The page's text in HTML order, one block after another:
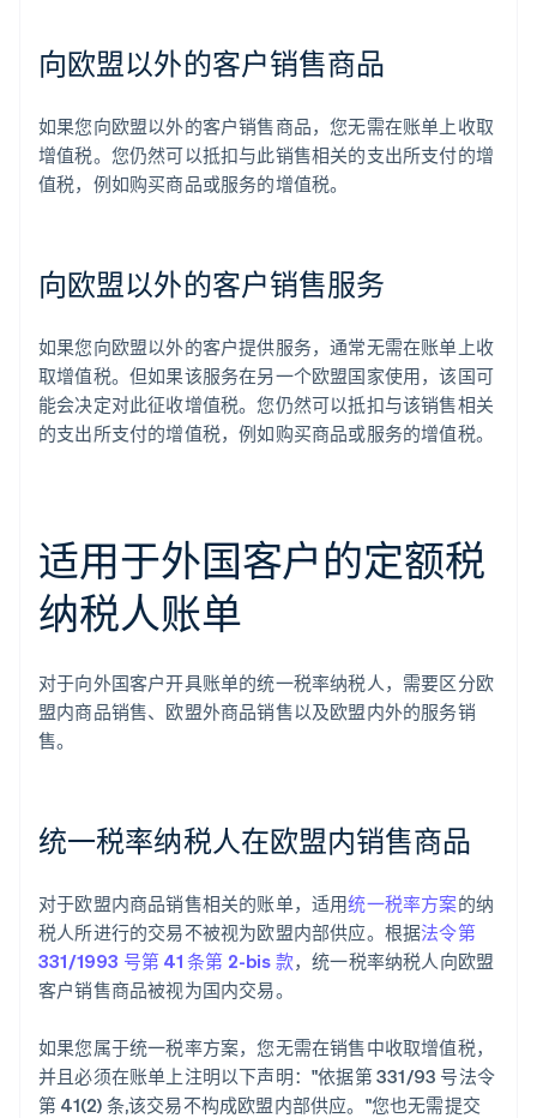
向欧盟以外的客户销售商品
如果您向欧盟以外的客户销售商品，您无需在账单上收取
增值税。您仍然可以抵扣与此销售相关的支出所支付的增
值税，例如购买商品或服务的增值税。
向欧盟以外的客户销售服务
如果您向欧盟以外的客户提供服务，通常无需在账单上收
取增值税。但如果该服务在另一个欧盟国家使用，该国可
能会决定对此征收增值税。您仍然可以抵扣与该销售相关
的支出所支付的增值税，例如购买商品或服务的增值税。
适用于外国客户的定额税
纳税人账单
对于向外国客户开具账单的统一税率纳税人，需要区分欧
盟内商品销售、欧盟外商品销售以及欧盟内外的服务销
售。
统一税率纳税人在欧盟内销售商品
对于欧盟内商品销售相关的账单，适用统一税率方案的纳
税人所进行的交易不被视为欧盟内部供应。根据法令第
331/1993 号第 41 条第 2-bis 款，统一税率纳税人向欧盟
客户销售商品被视为国内交易。
如果您属于统一税率方案，您无需在销售中收取增值税，
并且必须在账单上注明以下声明："依据第 331/93 号法令
第 41(2) 条,该交易不构成欧盟内部供应。"您也无需提交